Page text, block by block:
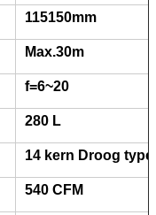
115150mm
Max.30m
f=6~20
280 L
14 kern Droog type
540 CFM